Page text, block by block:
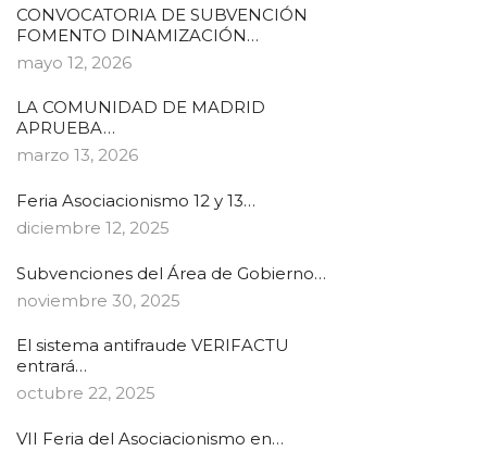
CONVOCATORIA DE SUBVENCIÓN
FOMENTO DINAMIZACIÓN…
mayo 12, 2026
LA COMUNIDAD DE MADRID
APRUEBA…
marzo 13, 2026
Feria Asociacionismo 12 y 13…
diciembre 12, 2025
Subvenciones del Área de Gobierno…
noviembre 30, 2025
El sistema antifraude VERIFACTU
entrará…
octubre 22, 2025
VII Feria del Asociacionismo en…